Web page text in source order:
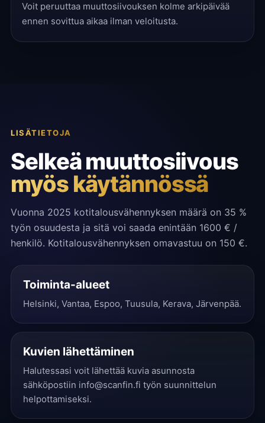
Voit peruuttaa muuttosiivouksen kolme arkipäivää
ennen sovittua aikaa ilman veloitusta.
LISÄTIETOJA
Selkeä muuttosiivous
myös käytännössä
Vuonna 2025 kotitalousvähennyksen määrä on 35 %
työn osuudesta ja sitä voi saada enintään 1600 € /
henkilö. Kotitalousvähennyksen omavastuu on 150 €.
Toiminta-alueet
Helsinki, Vantaa, Espoo, Tuusula, Kerava, Järvenpää.
Kuvien lähettäminen
Halutessasi voit lähettää kuvia asunnosta
sähköpostiin info@scanfin.fi työn suunnittelun
helpottamiseksi.